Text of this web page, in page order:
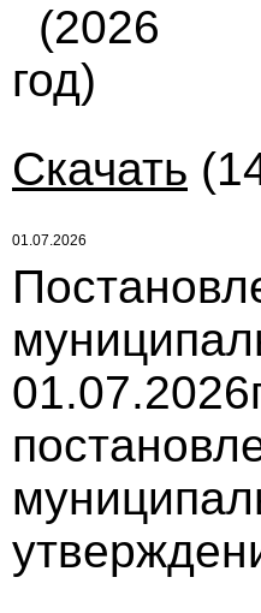
(2026
год)
Скачать
01.07.2026